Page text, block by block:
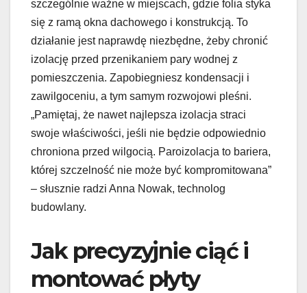
szczególnie ważne w miejscach, gdzie folia styka
się z ramą okna dachowego i konstrukcją. To
działanie jest naprawdę niezbędne, żeby chronić
izolację przed przenikaniem pary wodnej z
pomieszczenia. Zapobiegniesz kondensacji i
zawilgoceniu, a tym samym rozwojowi pleśni.
„Pamiętaj, że nawet najlepsza izolacja straci
swoje właściwości, jeśli nie będzie odpowiednio
chroniona przed wilgocią. Paroizolacja to bariera,
której szczelność nie może być kompromitowana”
– słusznie radzi Anna Nowak, technolog
budowlany.
Jak precyzyjnie ciąć i
montować płyty